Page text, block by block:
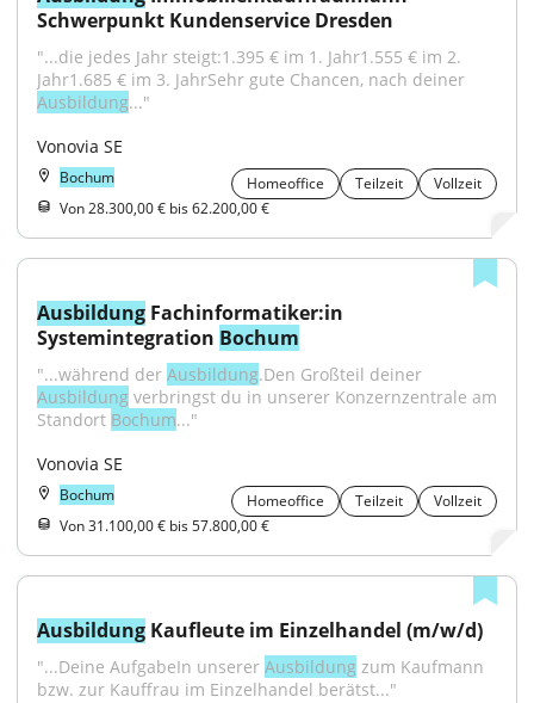
Schwerpunkt Kundenservice Dresden
"...die jedes Jahr steigt:1.395 € im 1. Jahr1.555 € im 2.
Ausbildung..."
Vonovia SE
Bochum Homeoffice Teilzeit
Vollzeit
Von 28.300,00 € bis 62.200,00 €
Ausbildung Fachinformatiker:in
Systemintegration Bochum
"...während der Ausbildung
Ausbildung verbringst du in unserer Konzernzentrale am
Standort Bochum..."
Vonovia SE
Bochum Homeoffice Teilzeit
Vollzeit
Von 31.100,00 € bis 57.800,00 €
Ausbildung Kaufleute im Einzelhandel (m/w/d)
"...Deine AufgabeIn unserer Ausbildung zum Kaufmann
bzw. zur Kauffrau im Einzelhandel berätst..."